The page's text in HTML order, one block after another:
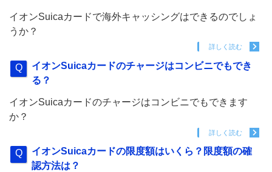
イオンSuicaカードで海外キャッシングはできるのでしょ
うか？
詳しく読む
イオンSuicaカードのチャージはコンビニでもでき
る？
イオンSuicaカードのチャージはコンビニでもできます
か？
詳しく読む
イオンSuicaカードの限度額はいくら？限度額の確
認方法は？